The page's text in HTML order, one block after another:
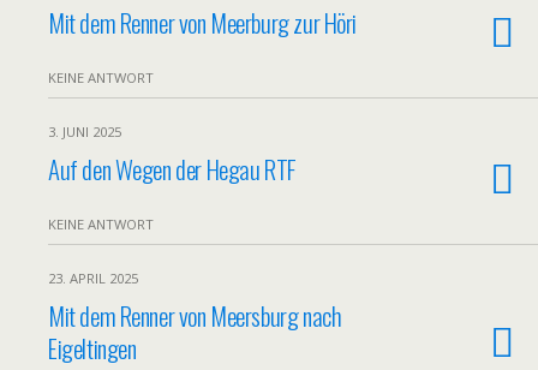
Mit dem Renner von Meerburg zur Höri
KEINE ANTWORT
3. JUNI 2025
Auf den Wegen der Hegau RTF
KEINE ANTWORT
23. APRIL 2025
Mit dem Renner von Meersburg nach
Eigeltingen